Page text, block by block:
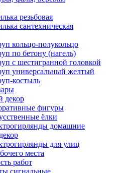
резьбовая
сантехническая
кольцо-полукольцо
по бетону (нагель)
с шестигранной головкой
универсальный желтый
костыль
декор
фигуры
ёлки
домашние
для улиц
места
работ
сигнальные